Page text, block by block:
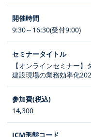
9:30～16:30(受付9:00)
【オンラインセミナー
建設現場の業務効率化
14,300